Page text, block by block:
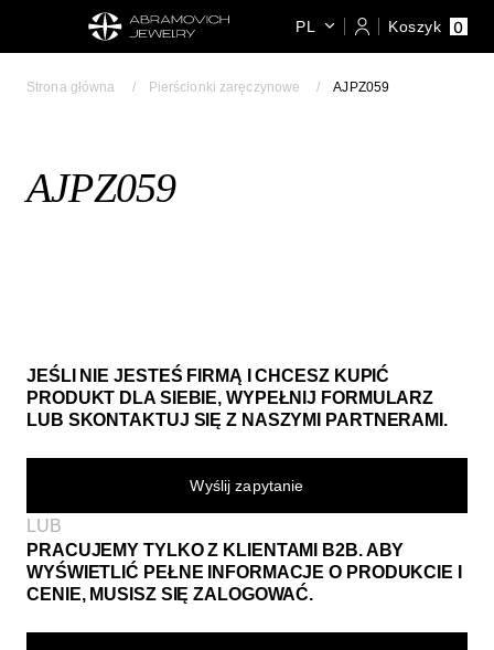
PL Koszyk 0
Strona główna Pierścionki zaręczynowe AJPZ059
AJPZ059
JEŚLI NIE JESTEŚ FIRMĄ I CHCESZ KUPIĆ
PRODUKT DLA SIEBIE, WYPEŁNIJ FORMULARZ
LUB SKONTAKTUJ SIĘ Z NASZYMI PARTNERAMI.
Wyślij zapytanie​
LUB
PRACUJEMY TYLKO Z KLIENTAMI B2B. ABY
WYŚWIETLIĆ PEŁNE INFORMACJE O PRODUKCIE I
CENIE, MUSISZ SIĘ ZALOGOWAĆ.